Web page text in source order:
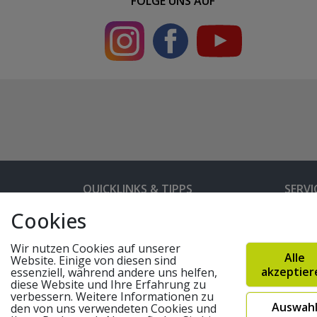
QUICKLINKS & TIPPS
Kunden-Login
Partnerprogramm
Marken
FAQ
Cookies
Wir nutzen Cookies auf unserer
Website. Einige von diesen sind
essenziell, während andere uns helfen,
diese Website und Ihre Erfahrung zu
verbessern. Weitere Informationen zu
den von uns verwendeten Cookies und
Alle
Auswahl